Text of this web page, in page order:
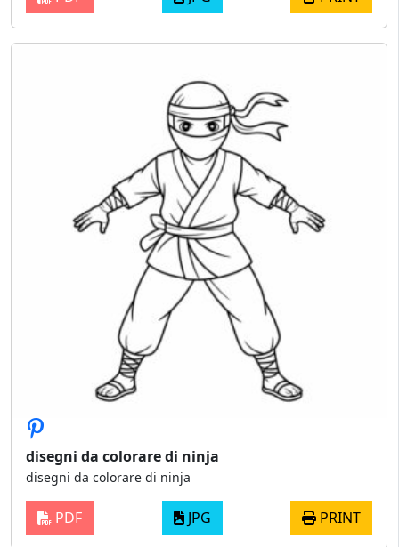
disegni da colorare di ninja​
disegni da colorare di ninja​
PDF JPG PRINT